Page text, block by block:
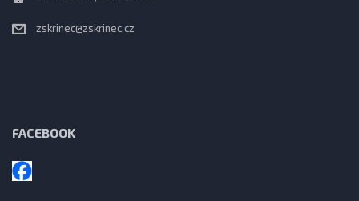
zskrinec@zskrinec.cz
FACEBOOK